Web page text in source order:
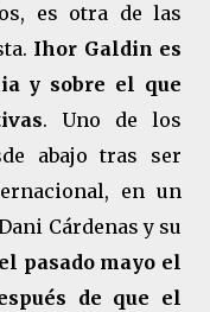
es otra de las
Ihor Galdin es
y sobre el que
. Uno de los
abajo tras ser
en un
Cárdenas y su
el pasado mayo el
de que el